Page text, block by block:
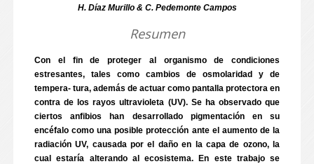
H. Díaz Murillo & C. Pedemonte Campos
Resumen
Con el fin de proteger al organismo de condiciones
estresantes, tales como cambios de osmolaridad y de
tempera- tura, además de actuar como pantalla protectora en
contra de los rayos ultravioleta (UV). Se ha observado que
ciertos anfibios han desarrollado pigmentación en su
encéfalo como una posible protección ante el aumento de la
radiación UV, causada por el daño en la capa de ozono, la
cual estaría alterando al ecosistema. En este trabajo se